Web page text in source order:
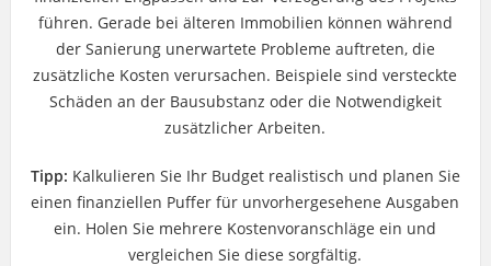
führen. Gerade bei älteren Immobilien können während
der Sanierung unerwartete Probleme auftreten, die
zusätzliche Kosten verursachen. Beispiele sind versteckte
Schäden an der Bausubstanz oder die Notwendigkeit
zusätzlicher Arbeiten.
Tipp: Kalkulieren Sie Ihr Budget realistisch und planen Sie
einen finanziellen Puffer für unvorhergesehene Ausgaben
ein. Holen Sie mehrere Kostenvoranschläge ein und
vergleichen Sie diese sorgfältig.